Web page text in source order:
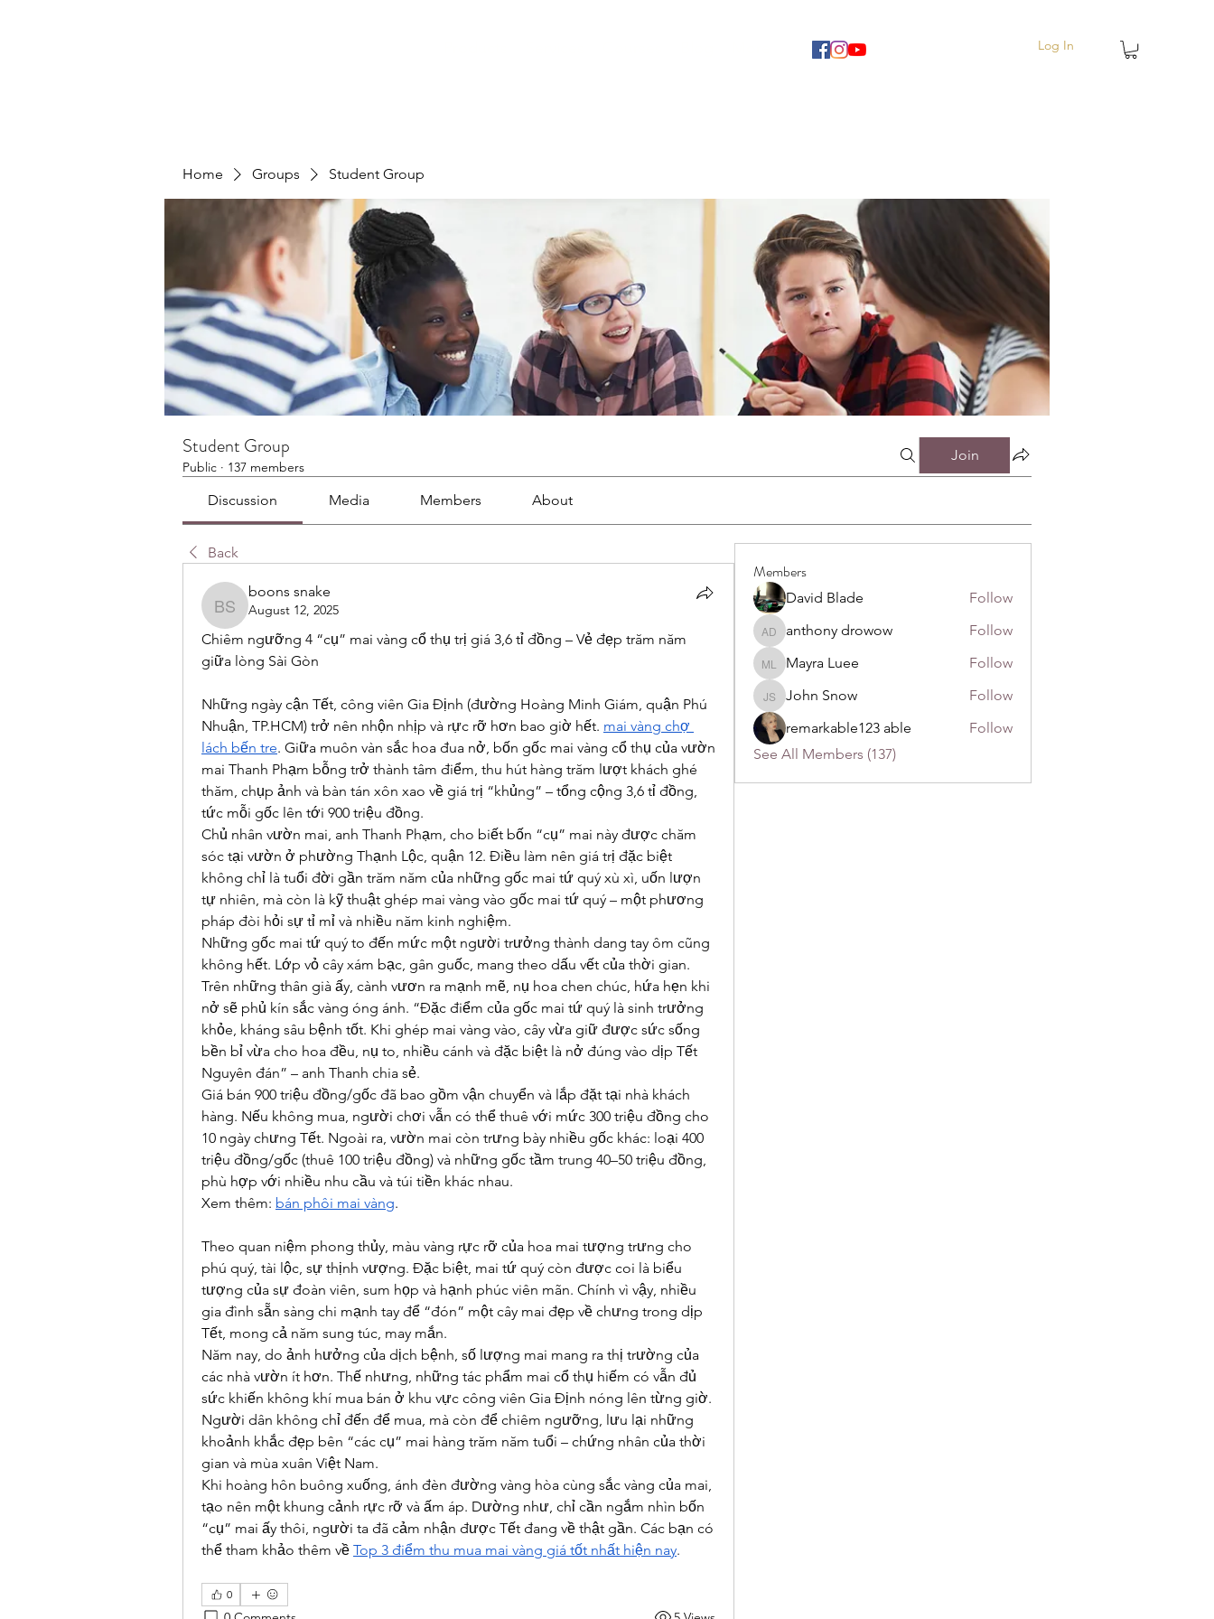
Log In
Home Groups Student Group
Student Group
Public · 137 members
Join
Discussion Media Members About
Back
boons snake
boons snake
August 12, 2025
Chiêm ngưỡng 4 “cụ” mai vàng cổ thụ trị giá 3,6 tỉ đồng – Vẻ đẹp trăm năm
giữa lòng Sài Gòn
Những ngày cận Tết, công viên Gia Định (đường Hoàng Minh Giám, quận Phú
Nhuận, TP.HCM) trở nên nhộn nhịp và rực rỡ hơn bao giờ hết. mai vàng chợ
lách bến tre. Giữa muôn vàn sắc hoa đua nở, bốn gốc mai vàng cổ thụ của vườn
mai Thanh Phạm bỗng trở thành tâm điểm, thu hút hàng trăm lượt khách ghé
thăm, chụp ảnh và bàn tán xôn xao về giá trị “khủng” – tổng cộng 3,6 tỉ đồng,
tức mỗi gốc lên tới 900 triệu đồng.
Chủ nhân vườn mai, anh Thanh Phạm, cho biết bốn “cụ” mai này được chăm
sóc tại vườn ở phường Thạnh Lộc, quận 12. Điều làm nên giá trị đặc biệt
không chỉ là tuổi đời gần trăm năm của những gốc mai tứ quý xù xì, uốn lượn
tự nhiên, mà còn là kỹ thuật ghép mai vàng vào gốc mai tứ quý – một phương
pháp đòi hỏi sự tỉ mỉ và nhiều năm kinh nghiệm.
Những gốc mai tứ quý to đến mức một người trưởng thành dang tay ôm cũng
không hết. Lớp vỏ cây xám bạc, gân guốc, mang theo dấu vết của thời gian.
Trên những thân già ấy, cành vươn ra mạnh mẽ, nụ hoa chen chúc, hứa hẹn khi
nở sẽ phủ kín sắc vàng óng ánh. “Đặc điểm của gốc mai tứ quý là sinh trưởng
khỏe, kháng sâu bệnh tốt. Khi ghép mai vàng vào, cây vừa giữ được sức sống
bền bỉ vừa cho hoa đều, nụ to, nhiều cánh và đặc biệt là nở đúng vào dịp Tết
Nguyên đán” – anh Thanh chia sẻ.
Giá bán 900 triệu đồng/gốc đã bao gồm vận chuyển và lắp đặt tại nhà khách
hàng. Nếu không mua, người chơi vẫn có thể thuê với mức 300 triệu đồng cho
10 ngày chưng Tết. Ngoài ra, vườn mai còn trưng bày nhiều gốc khác: loại 400
triệu đồng/gốc (thuê 100 triệu đồng) và những gốc tầm trung 40–50 triệu đồng,
phù hợp với nhiều nhu cầu và túi tiền khác nhau.
Xem thêm: bán phôi mai vàng.
Theo quan niệm phong thủy, màu vàng rực rỡ của hoa mai tượng trưng cho
phú quý, tài lộc, sự thịnh vượng. Đặc biệt, mai tứ quý còn được coi là biểu
tượng của sự đoàn viên, sum họp và hạnh phúc viên mãn. Chính vì vậy, nhiều
gia đình sẵn sàng chi mạnh tay để “đón” một cây mai đẹp về chưng trong dịp
Tết, mong cả năm sung túc, may mắn.
Năm nay, do ảnh hưởng của dịch bệnh, số lượng mai mang ra thị trường của
các nhà vườn ít hơn. Thế nhưng, những tác phẩm mai cổ thụ hiếm có vẫn đủ
sức khiến không khí mua bán ở khu vực công viên Gia Định nóng lên từng giờ.
Người dân không chỉ đến để mua, mà còn để chiêm ngưỡng, lưu lại những
khoảnh khắc đẹp bên “các cụ” mai hàng trăm năm tuổi – chứng nhân của thời
gian và mùa xuân Việt Nam.
Khi hoàng hôn buông xuống, ánh đèn đường vàng hòa cùng sắc vàng của mai,
tạo nên một khung cảnh rực rỡ và ấm áp. Dường như, chỉ cần ngắm nhìn bốn
“cụ” mai ấy thôi, người ta đã cảm nhận được Tết đang về thật gần. Các bạn có
thể tham khảo thêm về Top 3 điểm thu mua mai vàng giá tốt nhất hiện nay.
0
Members
David Blade Follow
anthony drowow
anthony drowow Follow
Mayra Luee
Mayra Luee Follow
John Snow
John Snow
Follow
remarkable123 able
Follow
See All Members (137)